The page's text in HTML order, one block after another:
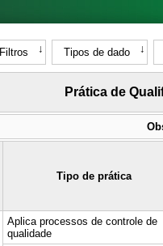
Filtros Tipos de dado
Prática de
Tipo de prática
Aplica processos de controle de
qualidade